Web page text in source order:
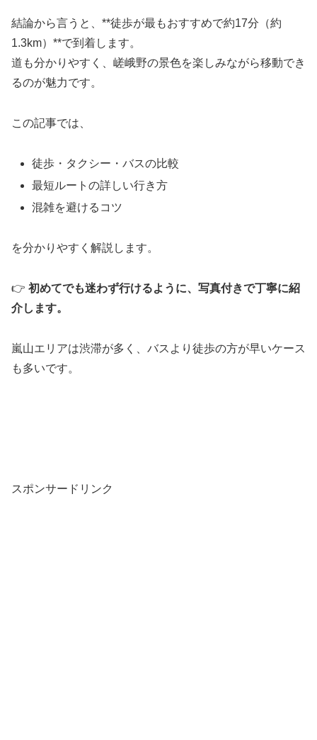
結論から言うと、**徒歩が最もおすすめで約17分（約
1.3km）**で到着します。
道も分かりやすく、嵯峨野の景色を楽しみながら移動でき
るのが魅力です。
この記事では、
徒歩・タクシー・バスの比較
最短ルートの詳しい行き方
混雑を避けるコツ
を分かりやすく解説します。
👉 初めてでも迷わず行けるように、写真付きで丁寧に紹
介します。
嵐山エリアは渋滞が多く、バスより徒歩の方が早いケース
も多いです。
スポンサードリンク